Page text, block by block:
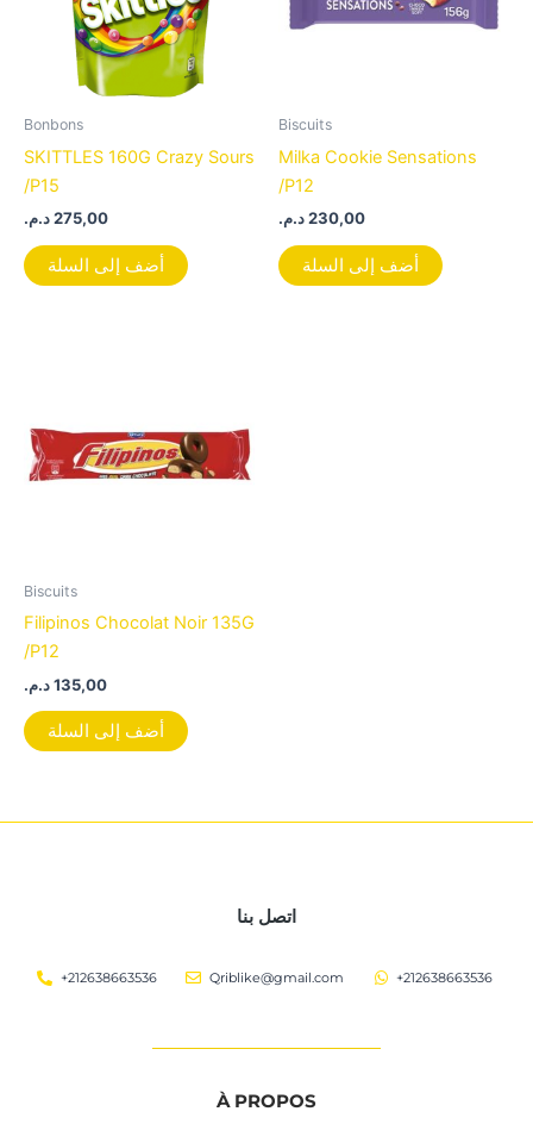
Bonbons
SKITTLES 160G Crazy Sours
/P15
275,00د.م.
أضف إلى السلة
Biscuits
Milka Cookie Sensations
/P12
230,00د.م.
أضف إلى السلة
Biscuits
Filipinos Chocolat Noir 135G
/P12
135,00د.م.
أضف إلى السلة
اتصل بنا
+212638663536 Qriblike@gmail.com +212638663536
À PROPOS